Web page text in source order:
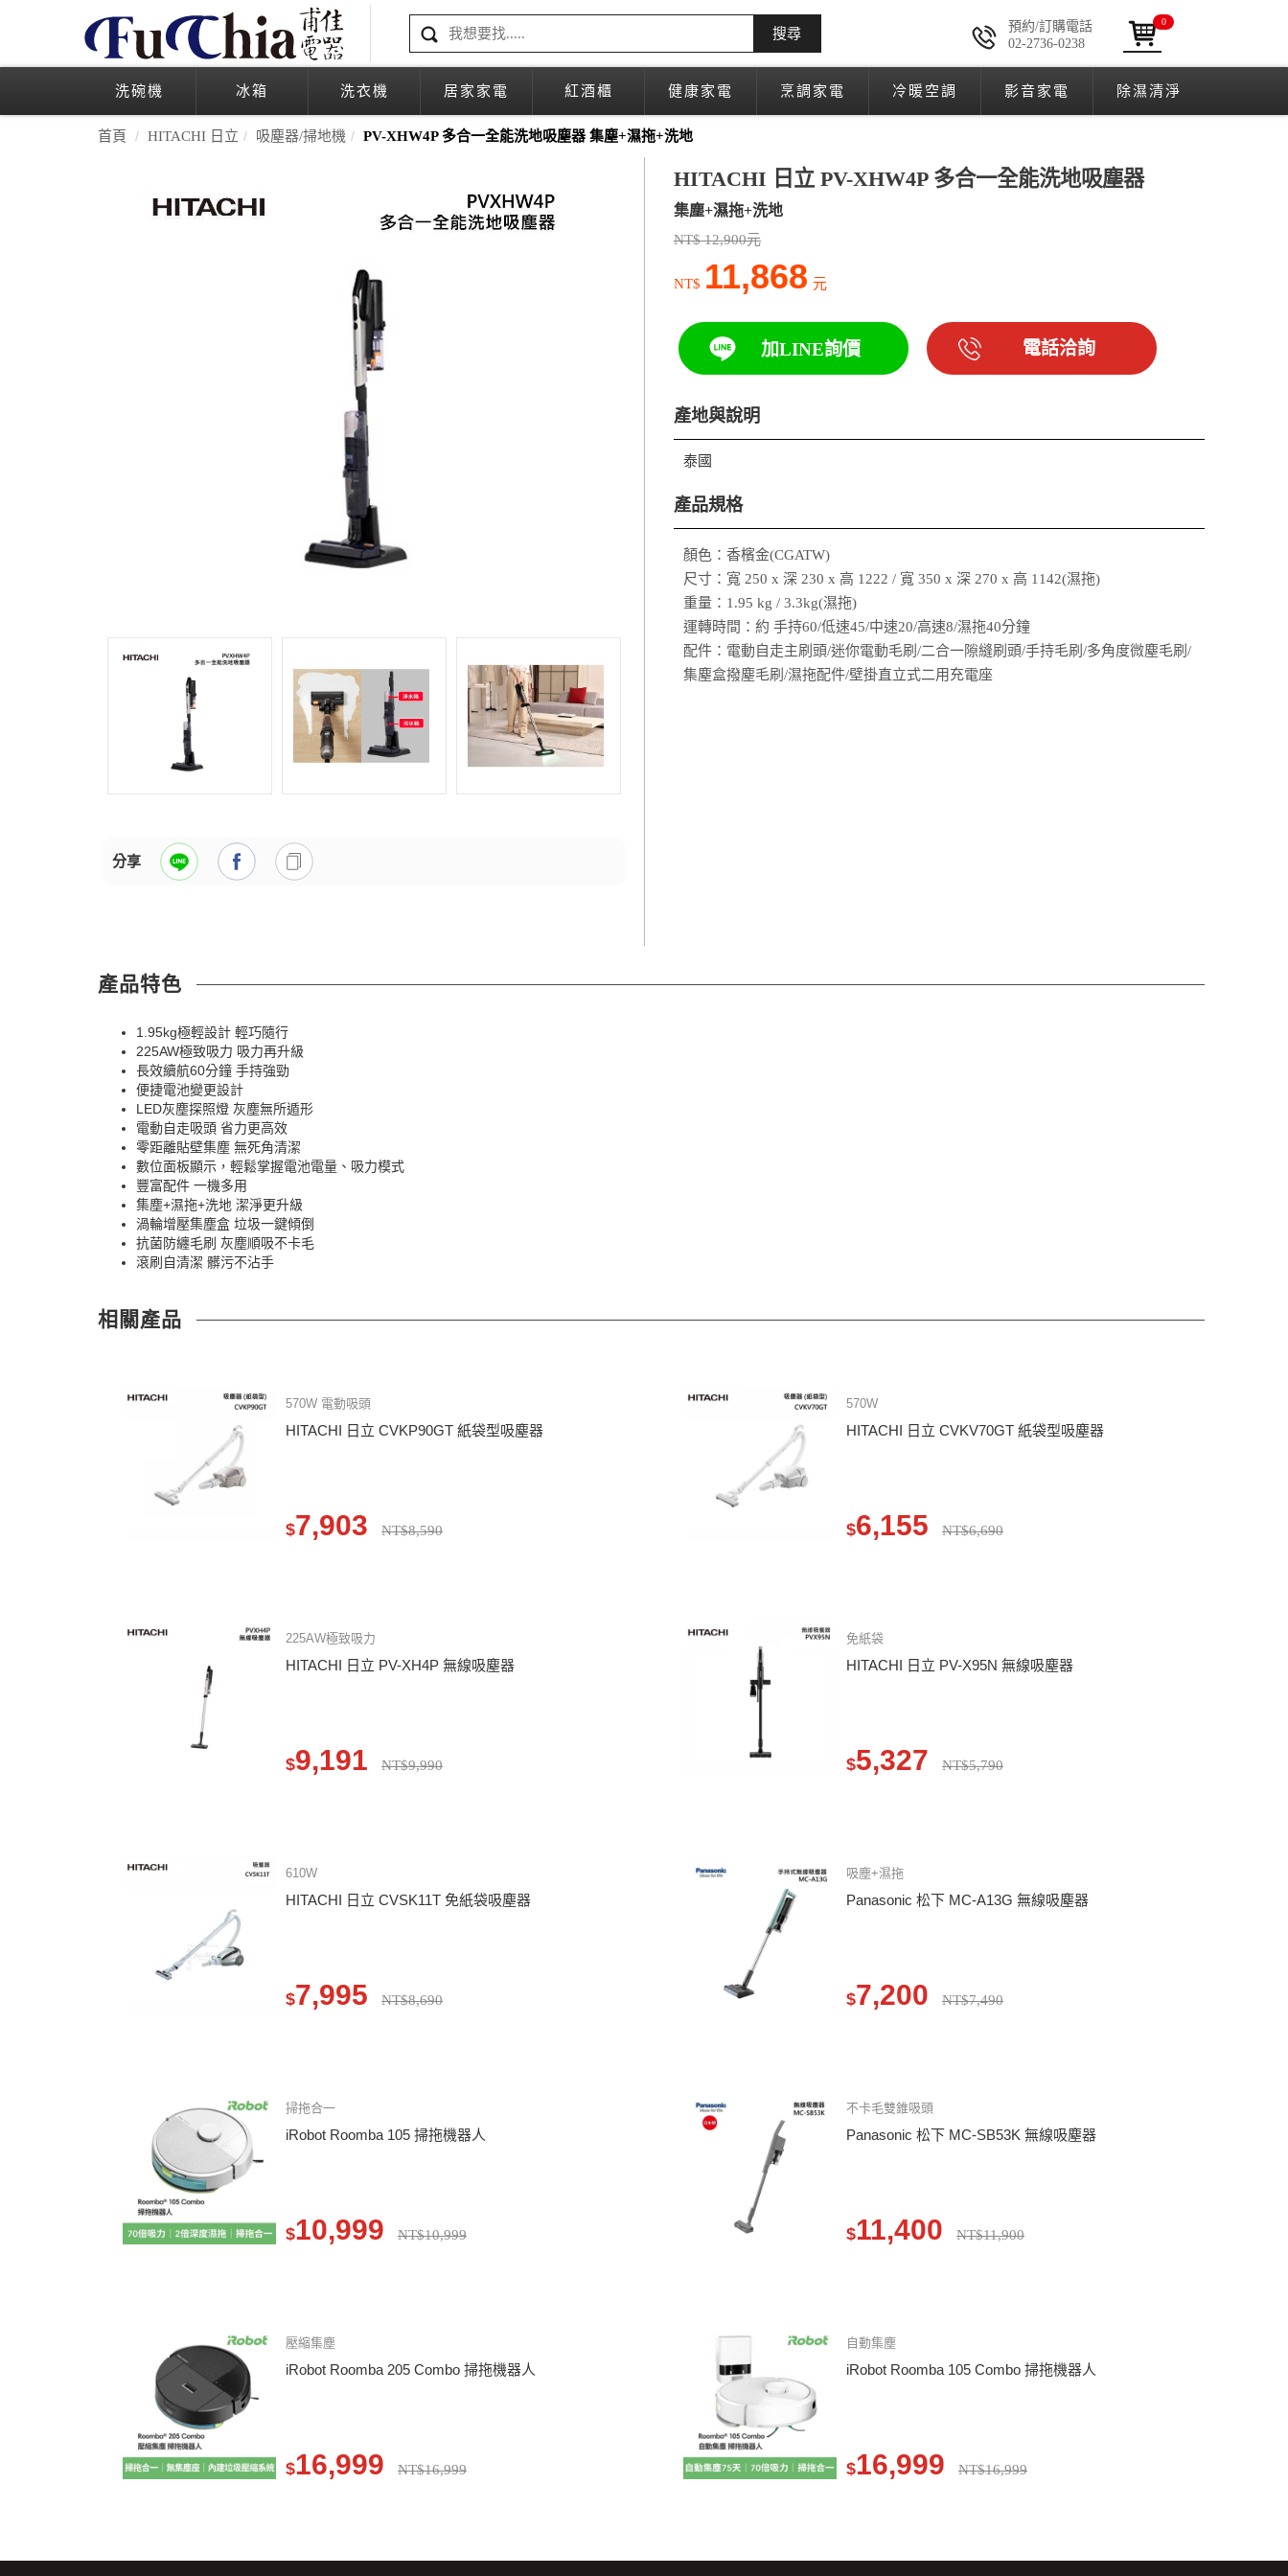
搜尋
預約/訂購電話
02-2736-0238
0
洗碗機 冰箱 洗衣機 居家家電 紅酒櫃 健康家電 烹調家電 冷暖空調 影音家電 除濕清淨
首頁 HITACHI 日立 吸塵器/掃地機 PV-XHW4P 多合一全能洗地吸塵器 集塵+濕拖+洗地
分享
HITACHI 日立 PV-XHW4P 多合一全能洗地吸塵器
集塵+濕拖+洗地
NT$ 12,900元
NT$ 11,868 元
加LINE詢價 電話洽詢
產地與說明
泰國
產品規格
顏色：香檳金(CGATW)
尺寸：寬 250 x 深 230 x 高 1222 / 寬 350 x 深 270 x 高 1142(濕拖)
重量：1.95 kg / 3.3kg(濕拖)
運轉時間：約 手持60/低速45/中速20/高速8/濕拖40分鐘
配件：電動自走主刷頭/迷你電動毛刷/二合一隙縫刷頭/手持毛刷/多角度微塵毛刷/
集塵盒撥塵毛刷/濕拖配件/壁掛直立式二用充電座
產品特色
1.95kg極輕設計 輕巧隨行
225AW極致吸力 吸力再升級
長效續航60分鐘 手持強勁
便捷電池變更設計
LED灰塵探照燈 灰塵無所遁形
電動自走吸頭 省力更高效
零距離貼壁集塵 無死角清潔
數位面板顯示，輕鬆掌握電池電量、吸力模式
豐富配件 一機多用
集塵+濕拖+洗地 潔淨更升級
渦輪增壓集塵盒 垃圾一鍵傾倒
抗菌防纏毛刷 灰塵順吸不卡毛
滾刷自清潔 髒污不沾手
相關產品
570W 電動吸頭
HITACHI 日立 CVKP90GT 紙袋型吸塵器
$7,903 NT$8,590
570W
HITACHI 日立 CVKV70GT 紙袋型吸塵器
$6,155 NT$6,690
225AW極致吸力
HITACHI 日立 PV-XH4P 無線吸塵器
$9,191 NT$9,990
免紙袋
HITACHI 日立 PV-X95N 無線吸塵器
$5,327 NT$5,790
610W
HITACHI 日立 CVSK11T 免紙袋吸塵器
$7,995 NT$8,690
吸塵+濕拖
Panasonic 松下 MC-A13G 無線吸塵器
$7,200 NT$7,490
掃拖合一
iRobot Roomba 105 掃拖機器人
$10,999 NT$10,999
不卡毛雙錐吸頭
Panasonic 松下 MC-SB53K 無線吸塵器
$11,400 NT$11,900
壓縮集塵
iRobot Roomba 205 Combo 掃拖機器人
$16,999 NT$16,999
自動集塵
iRobot Roomba 105 Combo 掃拖機器人
$16,999 NT$16,999